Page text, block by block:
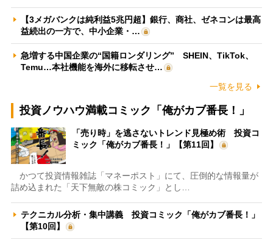
【3メガバンクは純利益5兆円超】銀行、商社、ゼネコンは最高
益続出の一方で、中小企業・…
急増する中国企業の“国籍ロンダリング” SHEIN、TikTok、
Temu…本社機能を海外に移転させ…
一覧を見る
投資ノウハウ満載コミック「俺がカブ番長！」
「売り時」を逃さないトレンド見極め術 投資コ
ミック「俺がカブ番長！」【第11回】
かつて投資情報雑誌「マネーポスト」にて、圧倒的な情報量が
詰め込まれた「天下無敵の株コミック」とし…
テクニカル分析・集中講義 投資コミック「俺がカブ番長！」
【第10回】